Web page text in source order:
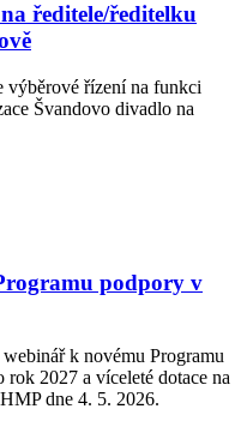
ředitele/ředitelku
výběrové řízení na funkci
Švandovo divadlo na
podpory v
k novému Programu
2027 a víceleté dotace na
dne 4. 5. 2026.